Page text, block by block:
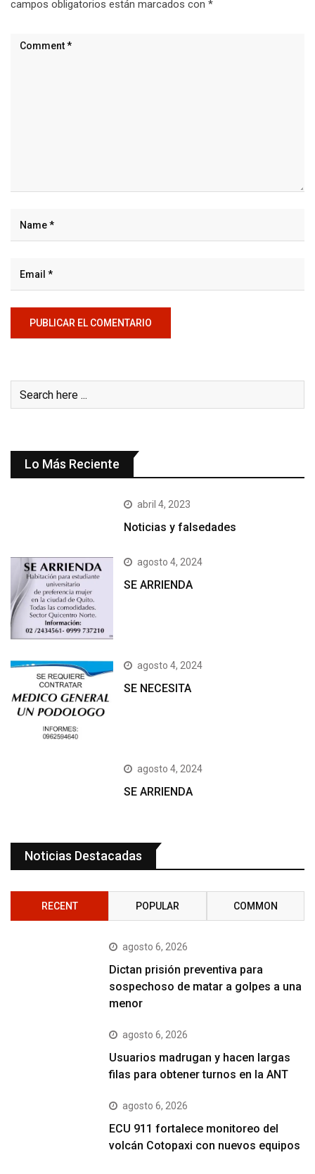
campos obligatorios están marcados con *
Lo Más Reciente
abril 4, 2023
Noticias y falsedades
agosto 4, 2024
SE ARRIENDA
agosto 4, 2024
SE NECESITA
agosto 4, 2024
SE ARRIENDA
Noticias Destacadas
RECENT POPULAR COMMON
agosto 6, 2026
Dictan prisión preventiva para
sospechoso de matar a golpes a una
menor
agosto 6, 2026
Usuarios madrugan y hacen largas
filas para obtener turnos en la ANT
agosto 6, 2026
ECU 911 fortalece monitoreo del
volcán Cotopaxi con nuevos equipos